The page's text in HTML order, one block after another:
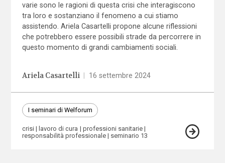
varie sono le ragioni di questa crisi che interagiscono
tra loro e sostanziano il fenomeno a cui stiamo
assistendo. Ariela Casartelli propone alcune riflessioni
che potrebbero essere possibili strade da percorrere in
questo momento di grandi cambiamenti sociali.
Ariela Casartelli 16 settembre 2024
I seminari di Welforum
crisi lavoro di cura
professioni sanitarie
responsabilità professionale
seminario 13